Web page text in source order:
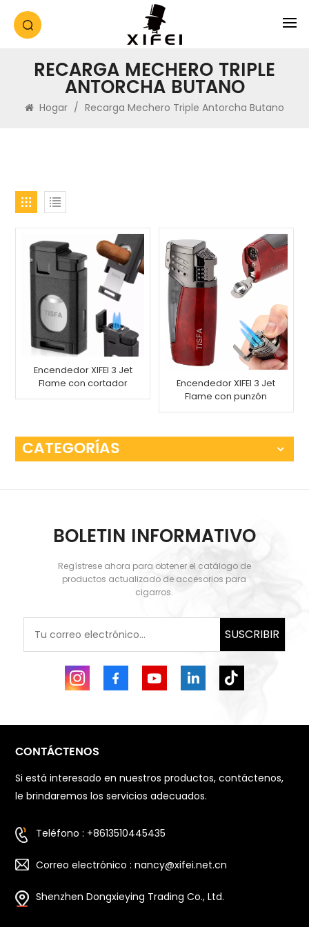
RECARGA MECHERO TRIPLE
ANTORCHA BUTANO
Hogar / Recarga Mechero Triple Antorcha Butano
Encendedor XIFEI 3 Jet
Flame con cortador
de puros
Encendedor XIFEI 3 Jet
Flame con punzón
para puros
CATEGORÍAS
BOLETIN INFORMATIVO
Regístrese ahora para obtener el catálogo de
productos actualizado de accesorios para
cigarros.
SUSCRIBIR
CONTÁCTENOS
Si está interesado en nuestros productos, contáctenos,
le brindaremos los servicios adecuados.
Teléfono : +8613510445435
Correo electrónico : nancy@xifei.net.cn
Shenzhen Dongxieying Trading Co., Ltd.